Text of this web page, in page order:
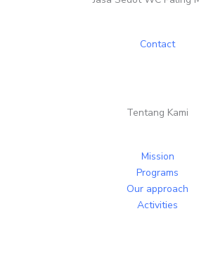
Contact
Tentang Kami
Mission
Programs
Our approach
Activities